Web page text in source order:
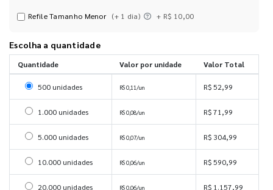
Refile Tamanho Menor (+ 1 dia) + R$ 10,00
Escolha a quantidade
Quantidade Valor por unidade Valor Total
Selecionar 500 unidades
500 unidades R$ 0,11/un R$ 52,99
Selecionar 1000 unidades
1.000 unidades R$ 0,08/un R$ 71,99
Selecionar 5000 unidades
5.000 unidades R$ 0,07/un R$ 304,99
Selecionar 10000 unidades
10.000 unidades R$ 0,06/un R$ 590,99
Selecionar 20000 unidades
20.000 unidades R$ 0,06/un R$ 1.157,99